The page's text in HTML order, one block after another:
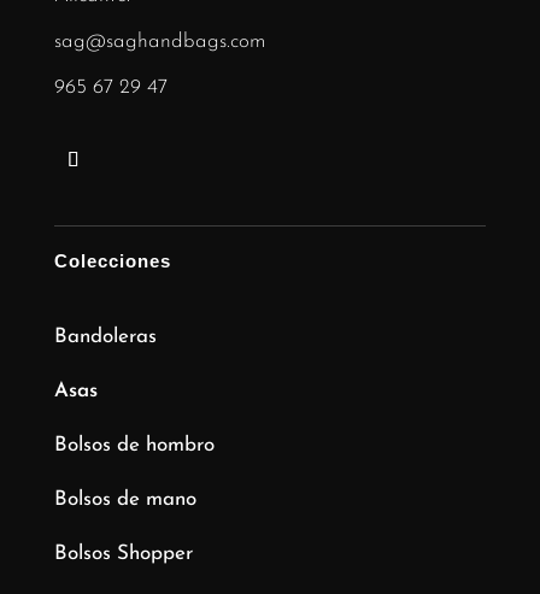
sag@saghandbags.com
965 67 29 47
Colecciones
Bandoleras
Asas
Bolsos de hombro
Bolsos de mano
Bolsos Shopper